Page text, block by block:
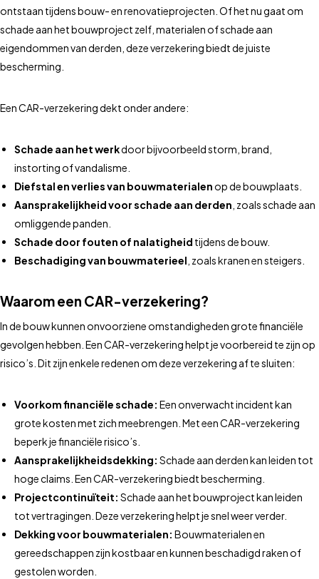
ontstaan tijdens bouw- en renovatieprojecten. Of het nu gaat om
schade aan het bouwproject zelf, materialen of schade aan
eigendommen van derden, deze verzekering biedt de juiste
bescherming.
Een CAR-verzekering dekt onder andere:
Schade aan het werkdoor bijvoorbeeld storm, brand,
instorting of vandalisme.
Diefstal en verlies van bouwmaterialenop de bouwplaats.
Aansprakelijkheid voor schade aan derden , zoals schade aan
omliggende panden.
Schade door fouten of nalatigheid tijdens de bouw.
Beschadiging van bouwmaterieel , zoals kranen en steigers.
Waarom een CAR-verzekering?
In de bouw kunnen onvoorziene omstandigheden grote financiële
gevolgen hebben. Een CAR-verzekering helpt je voorbereid te zijn op
risico’s. Dit zijn enkele redenen om deze verzekering af te sluiten:
Voorkom financiële schade: Een onverwacht incident kan
grote kosten met zich meebrengen. Met een CAR-verzekering
beperk je financiële risico’s.
Aansprakelijkheidsdekking: Schade aan derden kan leiden tot
hoge claims. Een CAR-verzekering biedt bescherming.
Projectcontinuïteit: Schade aan het bouwproject kan leiden
tot vertragingen. Deze verzekering helpt je snel weer verder.
Dekking voor bouwmaterialen: Bouwmaterialen en
gereedschappen zijn kostbaar en kunnen beschadigd raken of
gestolen worden.